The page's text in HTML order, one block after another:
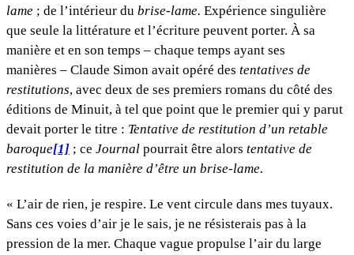
lame ; de l’intérieur du brise-lame. Expérience singulière
que seule la littérature et l’écriture peuvent porter. À sa
manière et en son temps – chaque temps ayant ses
manières – Claude Simon avait opéré des tentatives de
restitutions, avec deux de ses premiers romans du côté des
éditions de Minuit, à tel que point que le premier qui y parut
devait porter le titre : Tentative de restitution d’un retable
baroque[1] ; ce Journal pourrait être alors tentative de
restitution de la manière d’être un brise-lame.
« L’air de rien, je respire. Le vent circule dans mes tuyaux.
Sans ces voies d’air je le sais, je ne résisterais pas à la
pression de la mer. Chaque vague propulse l’air du large